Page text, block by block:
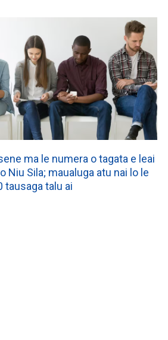
ma le numera o tagata e leai
Niu Sila; maualuga atu nai lo le
tausaga talu ai